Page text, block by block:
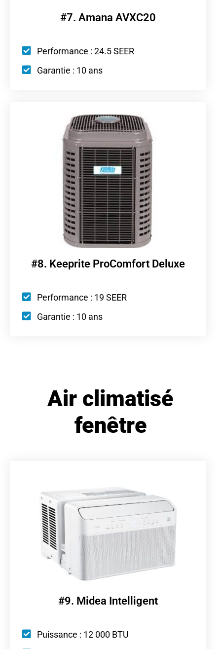
#7. Amana AVXC20
Performance : 24.5 SEER
Garantie : 10 ans
#8. Keeprite ProComfort Deluxe
Performance : 19 SEER
Garantie : 10 ans
Air climatisé
fenêtre
#9. Midea Intelligent
Puissance : 12 000 BTU